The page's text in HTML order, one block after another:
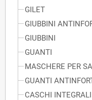
GILET
GIUBBINI
GIUBBINI
GUANTI
MASCHERE PER
GUANTI
CASCHI